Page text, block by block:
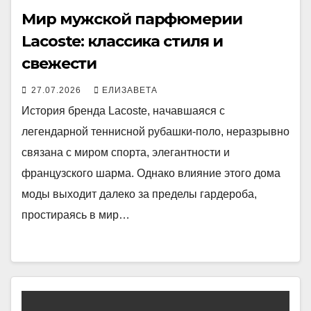
Мир мужской парфюмерии
Lacoste: классика стиля и
свежести
27.07.2026 ЕЛИЗАВЕТА
История бренда Lacoste, начавшаяся с
легендарной теннисной рубашки-поло, неразрывно
связана с миром спорта, элегантности и
французского шарма. Однако влияние этого дома
моды выходит далеко за пределы гардероба,
простираясь в мир…